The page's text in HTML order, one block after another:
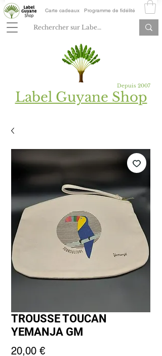
Carte cadeaux Programme de fidélité
Depuis 2007
Label Guyane Shop
TROUSSE TOUCAN
YEMANJA GM
20,00 €Prix